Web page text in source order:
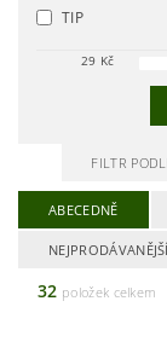
TIP
29 Kč
FILTR
ABECEDNĚ
NEJPRODÁVANĚJŠÍ
32 položek celkem